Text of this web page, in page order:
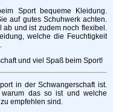
Sport bequeme Kleidung.
auf gutes Schuhwerk achten.
und ist zudem noch flexibel.
welche die Feuchtigkeit
und viel Spaß beim Sport!
in der Schwangerschaft ist.
das so ist und welche
empfehlen sind.